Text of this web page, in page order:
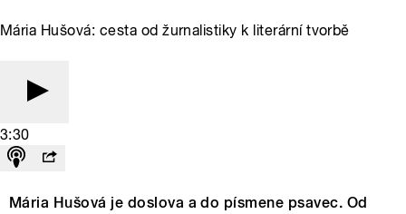
Mária Hušová: cesta od žurnalistiky k literární tvorbě
3:30
Mária Hušová je doslova a do písmene psavec. Od